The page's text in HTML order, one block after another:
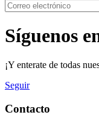
Síguenos
¡Y enterate de todas
Seguir
Contacto